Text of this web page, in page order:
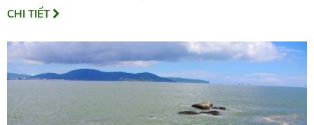
CHI TIẾT